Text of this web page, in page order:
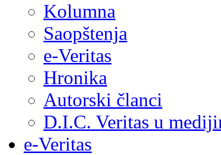
Kolumna
Saopštenja
e-Veritas
Hronika
Autorski članci
D.I.C. Veritas u
e-Veritas